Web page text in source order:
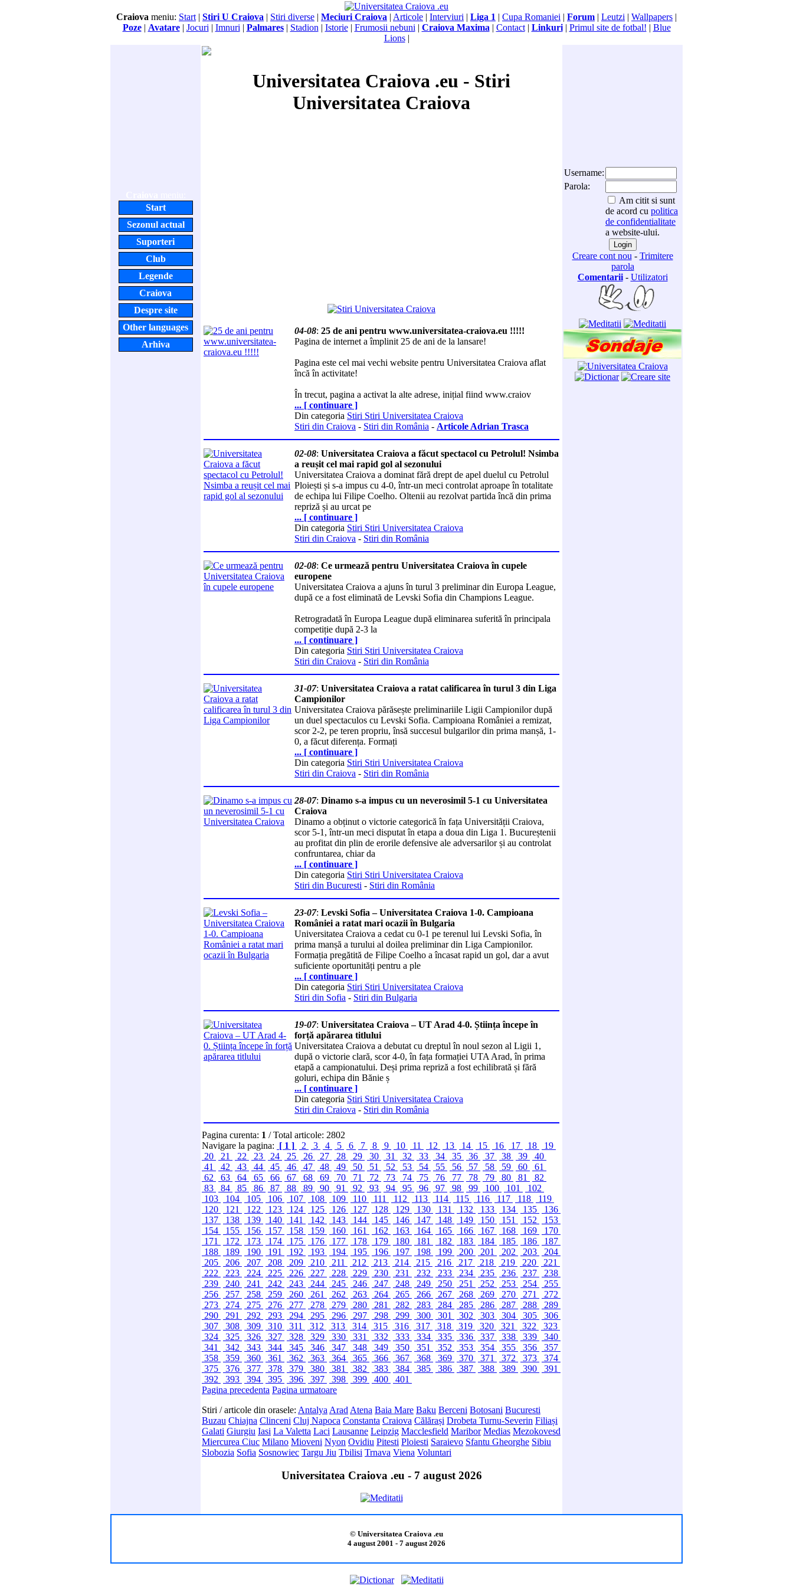
Craiova meniu: Start | Stiri U Craiova | Stiri diverse | Meciuri Craiova | Articole | Interviuri | Liga 1 | Cupa Romaniei | Forum | Leutzi | Wallpapers |
Poze| Avatare| Jocuri | Imnuri | Palmares| Stadion | Istorie| Frumosii nebuni | Craiova Maxima | Contact| Linkuri| Primul site de fotbal! | Blue
Lions|
Start
Sezonul actual
Suporteri
Club
Legende
Craiova
Despre site
Other languages
Arhiva
Universitatea Craiova .eu - Stiri
Universitatea Craiova
04-08: 25 de ani pentru www.universitatea-craiova.eu !!!!!
Pagina de internet a împlinit 25 de ani de la lansare!
Pagina este cel mai vechi website pentru Universitatea Craiova aflat
încă în activitate!
În trecut, pagina a activat la alte adrese, inițial fiind www.craiov
... [ continuare ]
Din categoria Stiri Stiri Universitatea Craiova
Stiri din Craiova - Stiri din România - Articole Adrian Trasca
02-08: Universitatea Craiova a făcut spectacol cu Petrolul! Nsimba
a reușit cel mai rapid gol al sezonului
Universitatea Craiova a dominat fără drept de apel duelul cu Petrolul
Ploiești și s-a impus cu 4-0, într-un meci controlat aproape în totalitate
de echipa lui Filipe Coelho. Oltenii au rezolvat partida încă din prima
repriză și au urcat pe
... [ continuare ]
Din categoria Stiri Stiri Universitatea Craiova
Stiri din Craiova - Stiri din România
02-08: Ce urmează pentru Universitatea Craiova în cupele
europene
Universitatea Craiova a ajuns în turul 3 preliminar din Europa League,
după ce a fost eliminată de Levski Sofia din Champions League.
Retrogradată în Europa League după eliminarea suferită în principala
competiție după 2-3 la
... [ continuare ]
Din categoria Stiri Stiri Universitatea Craiova
Stiri din Craiova - Stiri din România
31-07: Universitatea Craiova a ratat calificarea în turul 3 din Liga
Campionilor
Universitatea Craiova părăsește preliminariile Ligii Campionilor după
un duel spectaculos cu Levski Sofia. Campioana României a remizat,
scor 2-2, pe teren propriu, însă succesul bulgarilor din prima manșă, 1-
0, a făcut diferența. Formați
... [ continuare ]
Din categoria Stiri Stiri Universitatea Craiova
Stiri din Craiova - Stiri din România
28-07: Dinamo s-a impus cu un neverosimil 5-1 cu Universitatea
Craiova
Dinamo a obținut o victorie categorică în fața Universității Craiova,
scor 5-1, într-un meci disputat în etapa a doua din Liga 1. Bucureștenii
au profitat din plin de erorile defensive ale adversarilor și au controlat
confruntarea, chiar da
... [ continuare ]
Din categoria Stiri Stiri Universitatea Craiova
Stiri din Bucuresti - Stiri din România
23-07: Levski Sofia – Universitatea Craiova 1-0. Campioana
României a ratat mari ocazii în Bulgaria
Universitatea Craiova a cedat cu 0-1 pe terenul lui Levski Sofia, în
prima manșă a turului al doilea preliminar din Liga Campionilor.
Formația pregătită de Filipe Coelho a încasat rapid un gol, dar a avut
suficiente oportunități pentru a ple
... [ continuare ]
Din categoria Stiri Stiri Universitatea Craiova
Stiri din Sofia - Stiri din Bulgaria
19-07: Universitatea Craiova – UT Arad 4-0. Știința începe în
forță apărarea titlului
Universitatea Craiova a debutat cu dreptul în noul sezon al Ligii 1,
după o victorie clară, scor 4-0, în fața formației UTA Arad, în prima
etapă a campionatului. Deși prima repriză a fost echilibrată și fără
goluri, echipa din Bănie ș
... [ continuare ]
Din categoria Stiri Stiri Universitatea Craiova
Stiri din Craiova - Stiri din România
Pagina curenta: 1 / Total articole: 2802
Navigare la pagina: [ 1 ] 2 3 4 5 6 7 8 9 10 11 12 13 14 15 16 17 18
19
20
21 22 23 24 25 26 27 28 29 30 31 32 33 34 35 36 37 38 39
40
41
42 43 44 45 46 47 48 49 50 51 52 53 54 55 56 57 58 59 60
61
62
63 64 65 66 67 68 69 70 71 72 73 74 75 76 77 78 79 80 81
82
83
84 85 86 87 88 89 90 91 92 93 94 95 96 97 98 99 100 101
102
103
104 105 106 107 108 109 110 111 112 113 114 115 116 117 118
119
120
121 122 123 124 125 126 127 128 129 130 131 132 133 134 135
136
137
138 139 140 141 142 143 144 145 146 147 148 149 150 151 152
153
154
155 156 157 158 159 160 161 162 163 164 165 166 167 168 169
170
171
172 173 174 175 176 177 178 179 180 181 182 183 184 185 186
187
188
189 190 191 192 193 194 195 196 197 198 199 200 201 202 203
204
205
206 207 208 209 210 211 212 213 214 215 216 217 218 219 220
221
222
223 224 225 226 227 228 229 230 231 232 233 234 235 236 237
238
239
240 241 242 243 244 245 246 247 248 249 250 251 252 253 254
255
256
257 258 259 260 261 262 263 264 265 266 267 268 269 270 271
272
273
274 275 276 277 278 279 280 281 282 283 284 285 286 287 288
289
290
291 292 293 294 295 296 297 298 299 300 301 302 303 304 305
306
307
308 309 310 311 312 313 314 315 316 317 318 319 320 321 322
323
324
325 326 327 328 329 330 331 332 333 334 335 336 337 338 339
340
341
342 343 344 345 346 347 348 349 350 351 352 353 354 355 356
357
358
359 360 361 362 363 364 365 366 367 368 369 370 371 372 373
374
375
376 377 378 379 380 381 382 383 384 385 386 387 388 389 390
391
392
393 394 395 396 397 398 399 400
401
Pagina precedenta Pagina urmatoare
Stiri / articole din orasele: Antalya Arad Atena Baia Mare Baku Berceni Botosani Bucuresti
Buzau Chiajna Clinceni Cluj Napoca Constanta Craiova Călărași Drobeta Turnu-Severin Filiași
Galati Giurgiu Iasi La Valetta Laci Lausanne Leipzig Macclesfield Maribor Medias Mezokovesd
Miercurea Ciuc Milano Mioveni Nyon Ovidiu Pitesti Ploiesti Saraievo Sfantu Gheorghe Sibiu
Slobozia Sofia Sosnowiec Targu Jiu Tbilisi Trnava Viena Voluntari
Universitatea Craiova .eu - 7 august 2026
Username:
Parola:
Am citit si sunt
de acord cu politica
de confidentialitate
a website-ului.
Creare cont nou - Trimitere
parola
Comentarii- Utilizatori
© Universitatea Craiova .eu
4 august 2001 - 7 august 2026